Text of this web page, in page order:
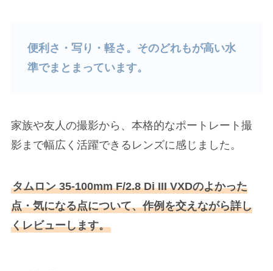
便利さ・写り・軽さ。そのどれもが高い水
準でまとまっています。
家族や友人の撮影から、本格的なポートレート撮
影まで幅広く活躍できるレンズに感じました。
タムロン 35-100mm F/2.8 Di III VXDのよかった
点・気になる点について、作例を交えながら詳し
くレビューします。